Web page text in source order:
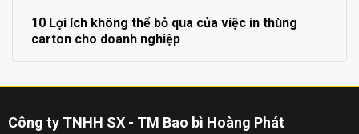
10 Lợi ích không thể bỏ qua của việc in thùng
carton cho doanh nghiệp
Công ty TNHH SX - TM Bao bì Hoàng Phát